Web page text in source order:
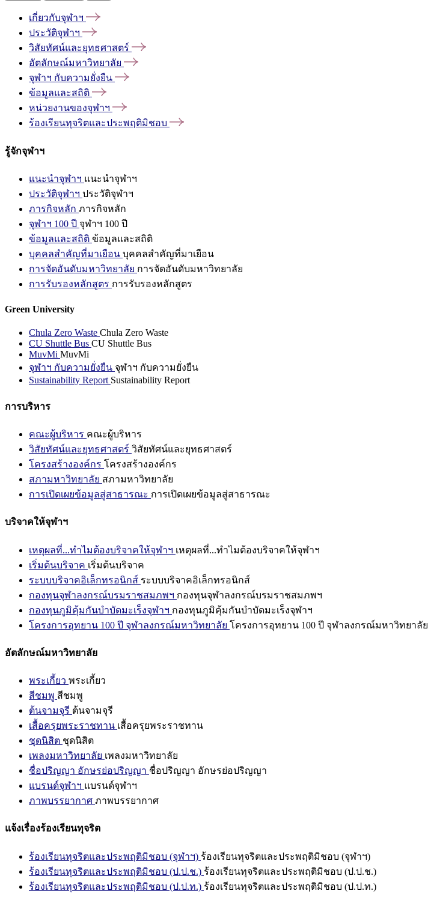
เกี่ยวกับจุฬาฯ
ประวัติจุฬาฯ
วิสัยทัศน์และยุทธศาสตร์
อัตลักษณ์มหาวิทยาลัย
จุฬาฯ กับความยั่งยืน
ข้อมูลและสถิติ
หน่วยงานของจุฬาฯ
ร้องเรียนทุจริตและประพฤติมิชอบ
รู้จักจุฬาฯ
แนะนำจุฬาฯ แนะนำจุฬาฯ
ประวัติจุฬาฯ ประวัติจุฬาฯ
ภารกิจหลัก ภารกิจหลัก
จุฬาฯ 100 ปี จุฬาฯ 100 ปี
ข้อมูลและสถิติ ข้อมูลและสถิติ
บุคคลสำคัญที่มาเยือน บุคคลสำคัญที่มาเยือน
การจัดอันดับมหาวิทยาลัย การจัดอันดับมหาวิทยาลัย
การรับรองหลักสูตร การรับรองหลักสูตร
Green University
Chula Zero Waste Chula Zero Waste
CU Shuttle Bus CU Shuttle Bus
MuvMi MuvMi
จุฬาฯ กับความยั่งยืน จุฬาฯ กับความยั่งยืน
Sustainability Report Sustainability Report
การบริหาร
คณะผู้บริหาร คณะผู้บริหาร
วิสัยทัศน์และยุทธศาสตร์ วิสัยทัศน์และยุทธศาสตร์
โครงสร้างองค์กร โครงสร้างองค์กร
สภามหาวิทยาลัย สภามหาวิทยาลัย
การเปิดเผยข้อมูลสู่สาธารณะ การเปิดเผยข้อมูลสู่สาธารณะ
บริจาคให้จุฬาฯ
เหตุผลที่...ทำไมต้องบริจาคให้จุฬาฯ เหตุผลที่...ทำไมต้องบริจาคให้จุฬาฯ
เริ่มต้นบริจาค เริ่มต้นบริจาค
ระบบบริจาคอิเล็กทรอนิกส์ ระบบบริจาคอิเล็กทรอนิกส์
กองทุนจุฬาลงกรณ์บรมราชสมภพฯ กองทุนจุฬาลงกรณ์บรมราชสมภพฯ
กองทุนภูมิคุ้มกันบำบัดมะเร็งจุฬาฯ กองทุนภูมิคุ้มกันบำบัดมะเร็งจุฬาฯ
โครงการอุทยาน 100 ปี จุฬาลงกรณ์มหาวิทยาลัย โครงการอุทยาน 100 ปี จุฬาลงกรณ์มหาวิทยาลัย
อัตลักษณ์มหาวิทยาลัย
พระเกี้ยว พระเกี้ยว
สีชมพู สีชมพู
ต้นจามจุรี ต้นจามจุรี
เสื้อครุยพระราชทาน เสื้อครุยพระราชทาน
ชุดนิสิต ชุดนิสิต
เพลงมหาวิทยาลัย เพลงมหาวิทยาลัย
ชื่อปริญญา อักษรย่อปริญญา ชื่อปริญญา อักษรย่อปริญญา
แบรนด์จุฬาฯ แบรนด์จุฬาฯ
ภาพบรรยากาศ ภาพบรรยากาศ
แจ้งเรื่องร้องเรียนทุจริต
ร้องเรียนทุจริตและประพฤติมิชอบ (จุฬาฯ) ร้องเรียนทุจริตและประพฤติมิชอบ (จุฬาฯ)
ร้องเรียนทุจริตและประพฤติมิชอบ (ป.ป.ช.) ร้องเรียนทุจริตและประพฤติมิชอบ (ป.ป.ช.)
ร้องเรียนทุจริตและประพฤติมิชอบ (ป.ป.ท.) ร้องเรียนทุจริตและประพฤติมิชอบ (ป.ป.ท.)